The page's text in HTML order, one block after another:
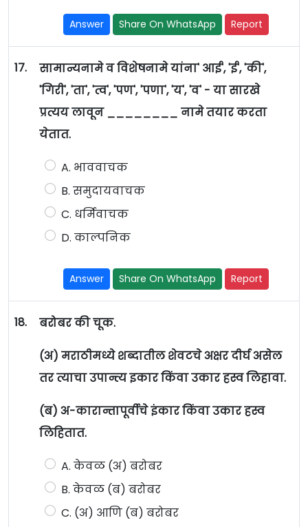
Answer Share On WhatsApp Report
17.
सामान्यनामे व विशेषनामे यांना' आई', 'ई', 'की',
'गिरी', 'ता', 'त्व', 'पण', 'पणा', 'य', 'व' - या सारखे
प्रत्यय लावून ________ नामे तयार करता
येतात.
A. भाववाचक
B. समुदायवाचक
C. धर्मिवाचक
D. काल्पनिक
Answer Share On WhatsApp Report
18. बरोबर की चूक.
(अ) मराठीमध्ये शब्दातील शेवटचे अक्षर दीर्घ असेल
तर त्याचा उपान्त्य इकार किंवा उकार हस्व लिहावा.
(ब) अ-कारान्तापूर्वीचे इंकार किंवा उकार हस्व
लिहितात.
A. केवळ (अ) बरोबर
B. केवळ (ब) बरोबर
C. (अ) आणि (ब) बरोबर